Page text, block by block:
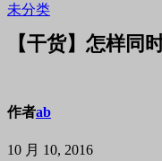
未分类
【干货】怎样同
作者ab
10 月 10, 2016